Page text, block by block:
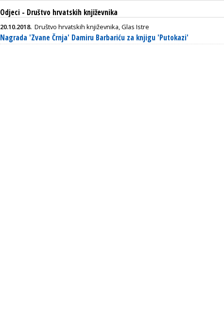
Odjeci - Društvo hrvatskih književnika
20.10.2018. Društvo hrvatskih književnika, Glas Istre
Nagrada 'Zvane Črnja' Damiru Barbariću za knjigu 'Putokazi'